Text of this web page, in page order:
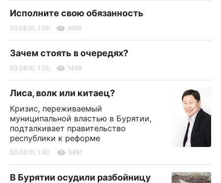
Исполните свою обязанность
03.08.10, 1:58 2660
Зачем стоять в очередях?
03.08.10, 1:55 1459
Лиса, волк или китаец?
Кризис, переживаемый
муниципальной властью в Бурятии,
подталкивает правительство
республики к реформе
03.08.10, 1:42 3491
В Бурятии осудили разбойницу